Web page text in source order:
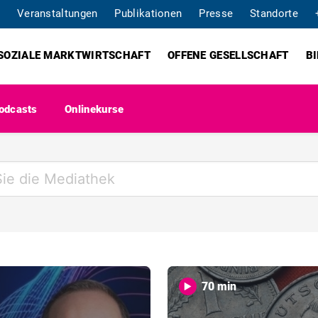
Veranstaltungen Publikationen Presse Standorte
MARKTWIRTSCHAFT OFFENE GESELLSCHAFT
Onlinekurse
70 min